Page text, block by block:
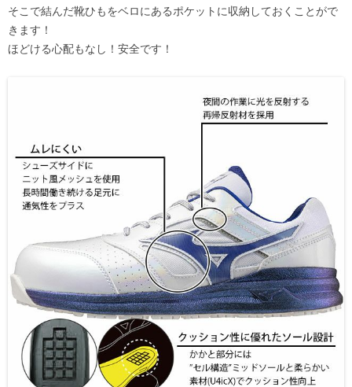
そこで結んだ靴ひもをベロにあるポケットに収納しておくことがで
きます！
ほどける心配もなし！安全です！